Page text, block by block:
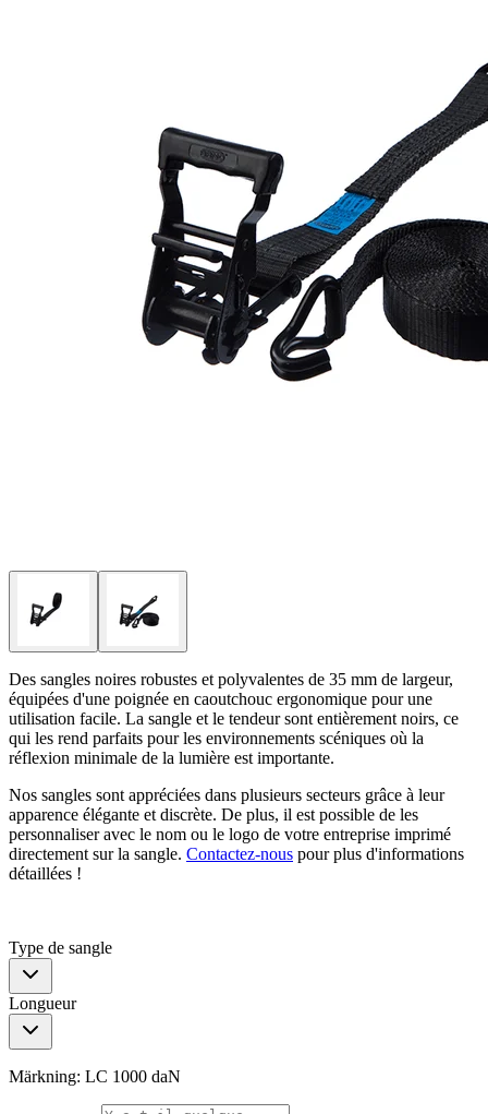
Des sangles noires robustes et polyvalentes de 35 mm de largeur,
équipées d'une poignée en caoutchouc ergonomique pour une
utilisation facile. La sangle et le tendeur sont entièrement noirs, ce
qui les rend parfaits pour les environnements scéniques où la
réflexion minimale de la lumière est importante.
Nos sangles sont appréciées dans plusieurs secteurs grâce à leur
apparence élégante et discrète. De plus, il est possible de les
personnaliser avec le nom ou le logo de votre entreprise imprimé
directement sur la sangle. Contactez-nous pour plus d'informations
détaillées !
Type de sangle
Longueur
Märkning: LC 1000 daN